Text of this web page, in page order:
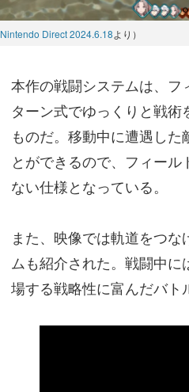
Nintendo Direct 2024.6.18より）
本作の戦闘システムは、フ
ターン式でゆっくりと戦
ものだ。移動中に遭遇し
とができるので、フィー
ない仕様となっている。
また、映像では軌道をつ
ムも紹介された。戦闘中
場する戦略性に富んだバト